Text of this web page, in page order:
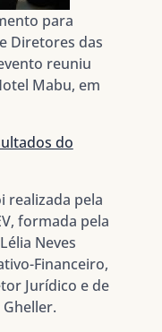
para
Diretores das
reuniu
Mabu, em
do
realizada pela
formada pela
Neves
Financeiro,
Jurídico e de